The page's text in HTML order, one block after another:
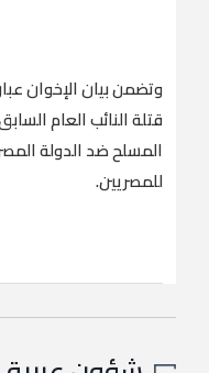
وتضمن بيان الإخوان
قتلة النائب العام
المسلح ضد الدولة
للمصريين.